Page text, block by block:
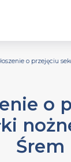
o przejęciu
o
Śrem